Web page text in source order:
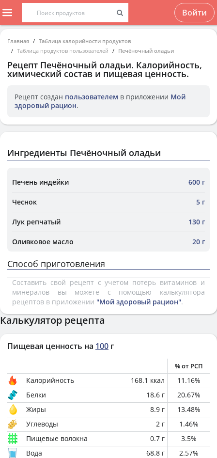
Войти
Главная
Таблица калорийности продуктов
Таблица продуктов пользователей
Печёночный оладьи
Рецепт Печёночный оладьи. Калорийность,
химический состав и пищевая ценность.
Рецепт создан пользователем в приложении Мой
здоровый рацион.
Ингредиенты Печёночный оладьи
Печень индейки 600 г
Чеснок 5 г
Лук репчатый 130 г
Оливковое масло 20 г
Способ приготовления
Составить свой рецепт с учетом потерь витаминов и
минералов вы можете с помощью калькулятора
рецептов в приложении "Мой здоровый рацион".
Калькулятор рецепта
Пищевая ценность на 100 г
% от РСП
Калорийность 168.1 ккал 11.16%
Белки
18.6 г 20.67%
Жиры
8.9 г 13.48%
Углеводы
2 г 1.46%
Пищевые волокна
0.7 г 3.5%
Вода
68.8 г 2.57%